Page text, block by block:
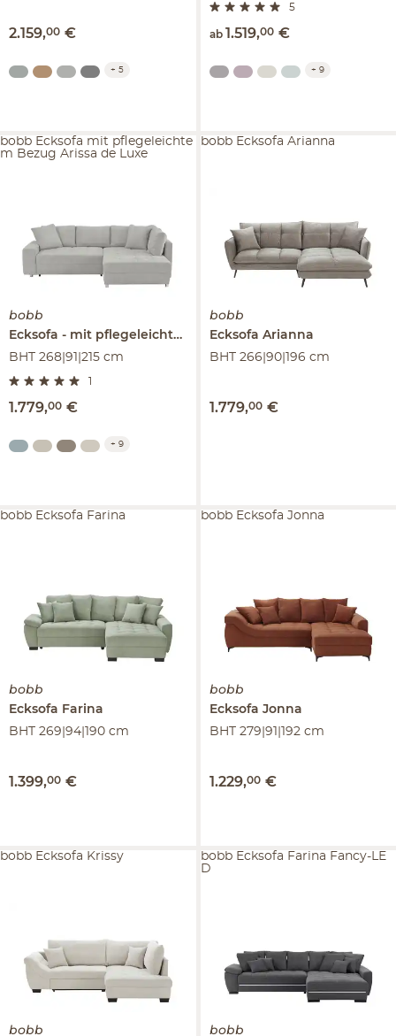
2.159,00 €
+ 5
5
ab 1.519,00 €
+ 9
bobb
Ecksofa mit pflegeleichtem Bezug
Arissa de Luxe
BHT 268|91|215 cm
1
1.779,00 €
bobb Ecksofa mit pflegeleichte
m Bezug Arissa de Luxe
+ 9
bobb
Ecksofa Arianna
BHT 266|90|196 cm
1.779,00 €
bobb Ecksofa Arianna
bobb
Ecksofa Farina
BHT 269|94|190 cm
1.399,00 €
bobb Ecksofa Farina
bobb
Ecksofa Jonna
BHT 279|91|192 cm
1.229,00 €
bobb Ecksofa Jonna
bobb
bobb Ecksofa Krissy
bobb
bobb Ecksofa Farina Fancy-LE
D